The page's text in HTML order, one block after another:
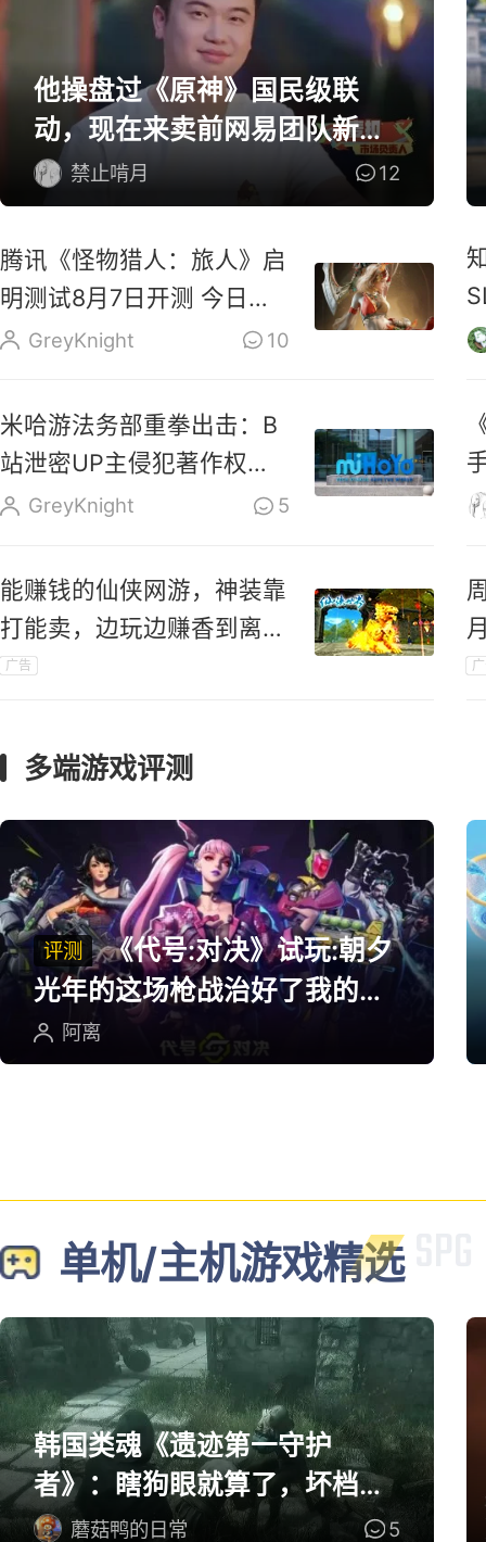
他操盘过《原神》国民级联
动，现在来卖前网易团队新作
了 禁止啃月 12
腾讯《怪物猎人：旅人》启
明测试8月7日开测 今日开
启预载
GreyKnight 10
米哈游法务部重拳出击：B
站泄密UP主侵犯著作权罪
成立GreyKnight 5
能赚钱的仙侠网游，神装靠
打能卖，边玩边赚香到离
谱！
广告
多端游戏评测
评测
《代号:对决》试玩:朝夕
光年的这场枪战治好了我的低
血压
阿离
单机/主机游戏精选
韩国类魂《遗迹第一守护
者》：瞎狗眼就算了，坏档算
怎么个事！
蘑菇鸭的日常 5